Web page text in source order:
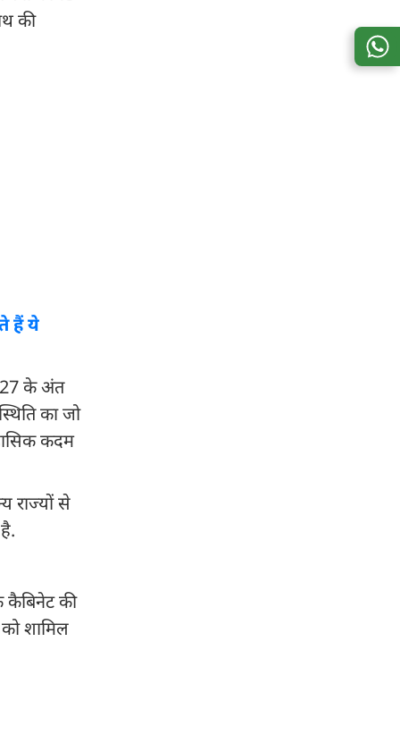
की
हैं ये
के अंत
का जो
कदम
राज्यों से
कैबिनेट की
शामिल